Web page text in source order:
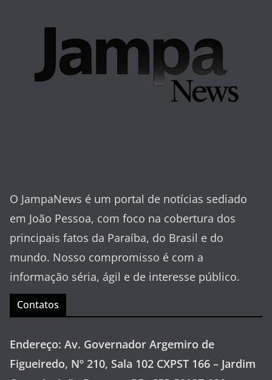
O JampaNews é um portal de notícias sediado
em João Pessoa, com foco na cobertura dos
principais fatos da Paraíba, do Brasil e do
mundo. Nosso compromisso é com a
informação séria, ágil e de interesse público.
Contatos
Endereço: Av. Governador Argemiro de
Figueiredo, Nº 210, Sala 102 CXPST 166 – Jardim